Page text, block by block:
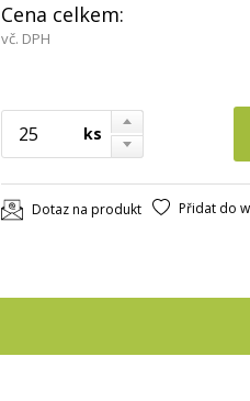
Cena celkem:
vč. DPH
ks
Dotaz na produkt Přidat do